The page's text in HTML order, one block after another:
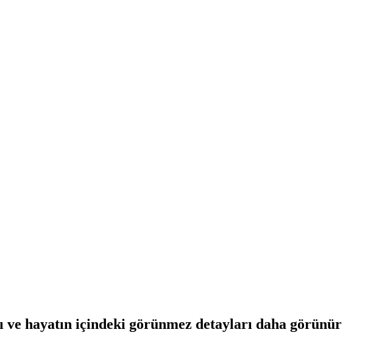
hayatın içindeki görünmez detayları daha görünür